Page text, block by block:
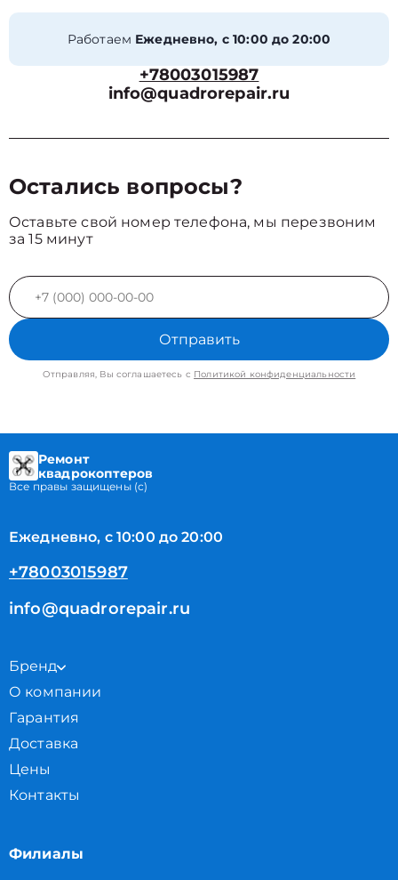
Работаем Ежедневно, с 10:00 до 20:00
+78003015987
info@quadrorepair.ru
Остались вопросы?
Оставьте свой номер телефона, мы перезвоним
за 15 минут
Отправить
Отправляя, Вы соглашаетесь с Политикой конфиденциальности
Ремонт
квадрокоптеров
Все правы защищены (с)
Ежедневно, с 10:00 до 20:00
+78003015987
info@quadrorepair.ru
Бренд
О компании
Гарантия
Доставка
Цены
Контакты
Филиалы